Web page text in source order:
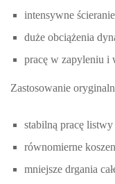
intensywne
duże obciążenia
pracę w zapyleniu i
Zastosowanie
stabilną pracę listwy
równomierne
mniejsze drgania